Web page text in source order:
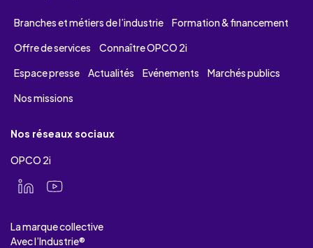
Branches et métiers de l’industrie
Formation & financement
Offre de services
Connaître OPCO 2i
Espace presse
Actualités Evénements
Marchés publics
Nos missions
Nos réseaux sociaux
OPCO 2i
La marque collective
Avec l’Industrie®